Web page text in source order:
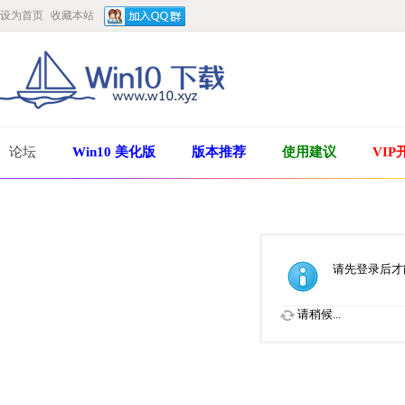
设为首页 收藏本站
论坛 Win10 美化版 版本推荐 使用建议 VIP
请先登录后
请稍候...